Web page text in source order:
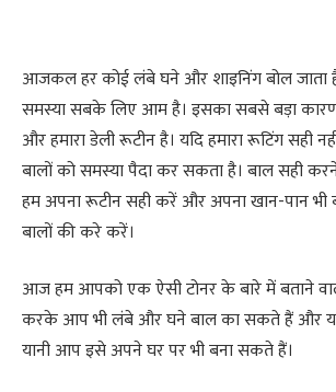
आजकल हर कोई लंबे घने और शाइनिंग बोल जाता
समस्या सबके लिए आम है। इसका सबसे बड़ा
और हमारा डेली रूटीन है। यदि हमारा रूटिंग सही
बालों को समस्या पैदा कर सकता है। बाल सही
हम अपना रूटीन सही करें और अपना खान-पान
बालों की करे करें।
आज हम आपको एक ऐसी टोनर के बारे में बताने
करके आप भी लंबे और घने बाल का सकते हैं और
यानी आप इसे अपने घर पर भी बना सकते हैं।